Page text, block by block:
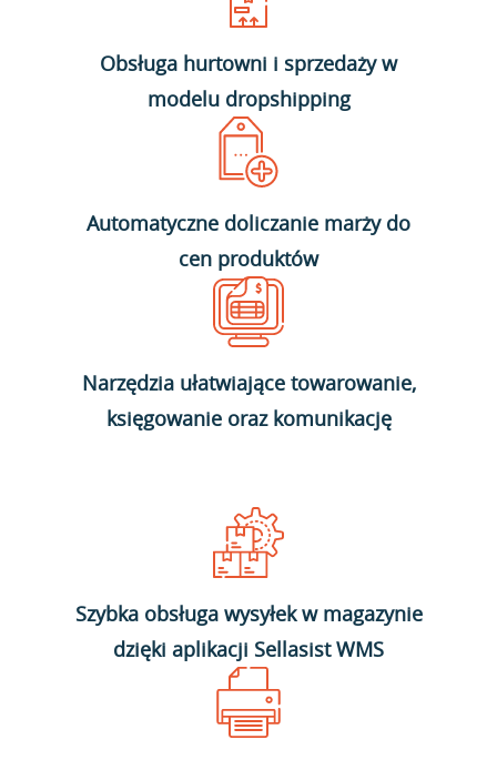
Obsługa hurtowni i sprzedaży w
modelu dropshipping
Automatyczne doliczanie marży do
cen produktów
Narzędzia ułatwiające towarowanie,
księgowanie oraz komunikację
Szybka obsługa wysyłek w magazynie
dzięki aplikacji Sellasist WMS